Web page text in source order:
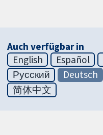
Auch verfügbar in
English
Español
Русский
Deutsch
简体中文